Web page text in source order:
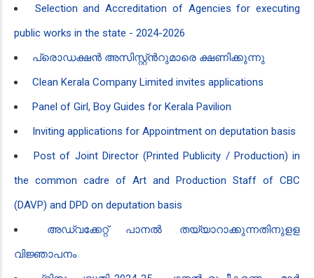
Selection and Accreditation of Agencies for executing
public works in the state - 2024-2026
പ്രൊഡക്ഷൻ‍ അസിസ്റ്റ്ൻ‍റുമാരെ ക്ഷണിക്കുന്നു
Clean Kerala Company Limited invites applications
Panel of Girl, Boy Guides for Kerala Pavilion
Inviting applications for Appointment on deputation basis
Post of Joint Director (Printed Publicity / Production) in
the common cadre of Art and Production Staff of CBC
(DAVP) and DPD on deputation basis
അഡ്വക്കേറ്റ് പാനൽ തയ്യാറാക്കുന്നതിനുളള
വിജ്ഞാപനം